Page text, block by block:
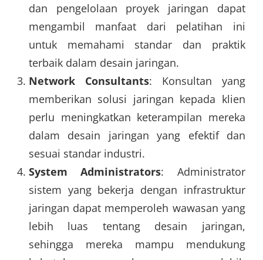
dan pengelolaan proyek jaringan dapat
mengambil manfaat dari pelatihan ini
untuk memahami standar dan praktik
terbaik dalam desain jaringan.
Network Consultants: Konsultan yang
memberikan solusi jaringan kepada klien
perlu meningkatkan keterampilan mereka
dalam desain jaringan yang efektif dan
sesuai standar industri.
System Administrators: Administrator
sistem yang bekerja dengan infrastruktur
jaringan dapat memperoleh wawasan yang
lebih luas tentang desain jaringan,
sehingga mereka mampu mendukung